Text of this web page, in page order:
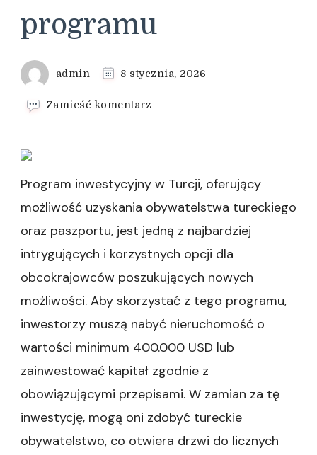
programu
admin 8 stycznia, 2026
Zamieść komentarz
paszport
całej
rodziny
jak
skorzystać
programu
Program inwestycyjny w Turcji, oferujący
możliwość uzyskania obywatelstwa tureckiego
oraz paszportu, jest jedną z najbardziej
intrygujących i korzystnych opcji dla
obcokrajowców poszukujących nowych
możliwości. Aby skorzystać z tego programu,
inwestorzy muszą nabyć nieruchomość o
wartości minimum 400.000 USD lub
zainwestować kapitał zgodnie z
obowiązującymi przepisami. W zamian za tę
inwestycję, mogą oni zdobyć tureckie
obywatelstwo, co otwiera drzwi do licznych